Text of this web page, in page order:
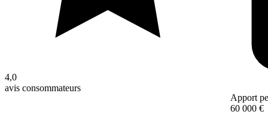
4,0
avis consommateurs
Apport
60 000 €